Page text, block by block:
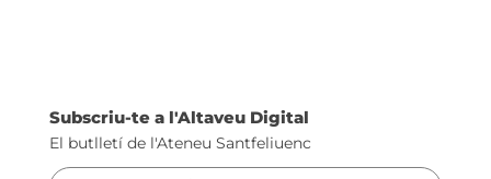
Subscriu-te a l'Altaveu Digital
El butlletí de l'Ateneu Santfeliuenc